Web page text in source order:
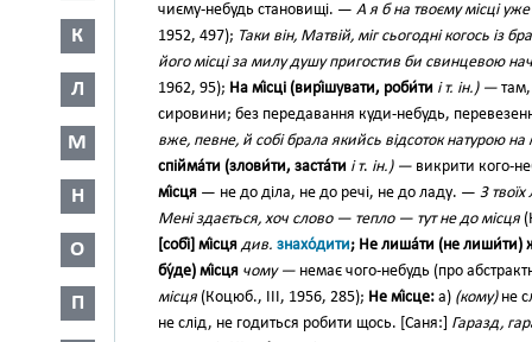
К
Л
М
Н
О
П
чиєму-небудь становищі. — А я б на твоєму місці
1952, 497); Таки він, Матвій, міг сьогодні когось із
його місці за милу душу пригостив би свинцевою
1962, 95); На мі́сці (вирі́шувати, роби́ти і т. ін.) —
сировини; без передавання куди-небудь,
вже, певне, й собі брала якийсь відсоток натурою на
спійма́ти (злови́ти, заста́ти і т. ін.) — викрити кого-
мі́сця — не до діла, не до речі, не до ладу. — З
Мені здається, хоч слово — тепло — тут не до місця
[собі́] мі́сця див. знахо́дити; Не лиша́ти (не лиши́ти)
бу́де) мі́сця чому — немає чого-небудь (про
місця (Коцюб., III, 1956, 285); Не мі́сце: а) (кому)не
не слід, не годиться робити щось. [Саня:] Гаразд,